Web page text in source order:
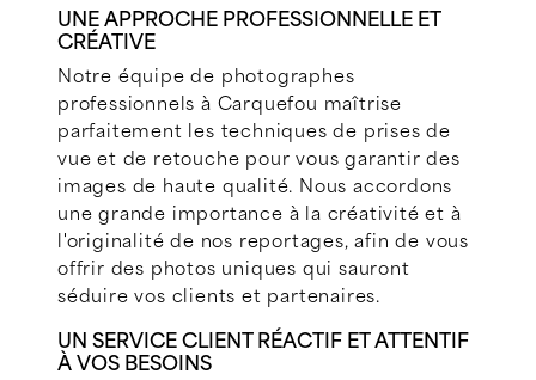
UNE APPROCHE PROFESSIONNELLE ET
CRÉATIVE
Notre équipe de photographes
professionnels à Carquefou maîtrise
parfaitement les techniques de prises de
vue et de retouche pour vous garantir des
images de haute qualité. Nous accordons
une grande importance à la créativité et à
l'originalité de nos reportages, afin de vous
offrir des photos uniques qui sauront
séduire vos clients et partenaires.
UN SERVICE CLIENT RÉACTIF ET ATTENTIF
À VOS BESOINS